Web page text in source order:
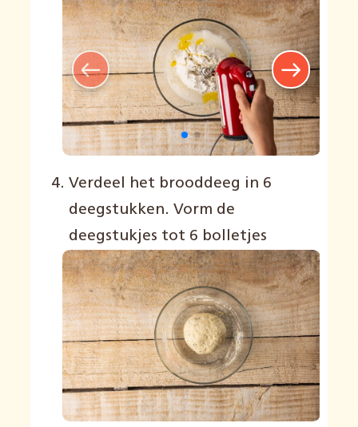
Verdeel het brooddeeg in 6
deegstukken. Vorm de
deegstukjes tot 6 bolletjes